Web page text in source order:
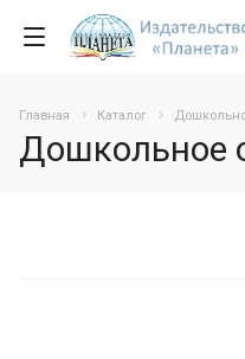
Главная Каталог
Дошкольное